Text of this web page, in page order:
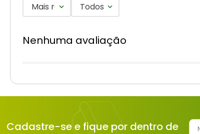
Mais recentesTodos
Nenhuma avaliação
Cadastre-se e fique por dentro de